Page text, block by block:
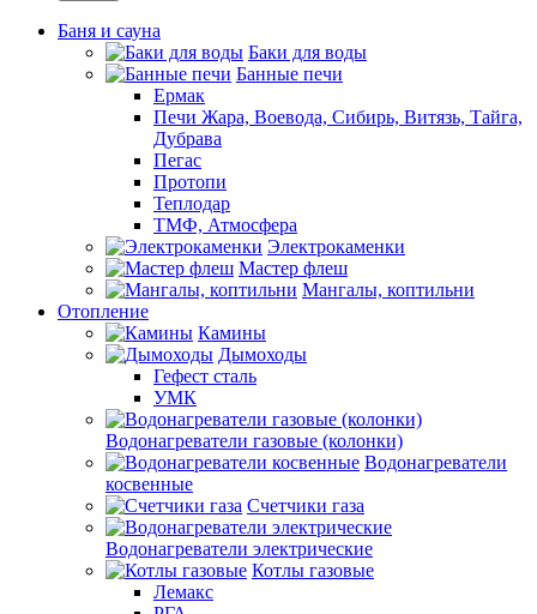
Баня и сауна
Баки для воды
Банные печи
Ермак
Печи Жара, Воевода, Сибирь, Витязь, Тайга,
Дубрава
Пегас
Протопи
Теплодар
ТМФ, Атмосфера
Электрокаменки
Мастер флеш
Мангалы, коптильни
Отопление
Камины
Дымоходы
Гефест сталь
УМК
Водонагреватели газовые (колонки)
Водонагреватели
косвенные
Счетчики газа
Водонагреватели электрические
Котлы газовые
Лемакс